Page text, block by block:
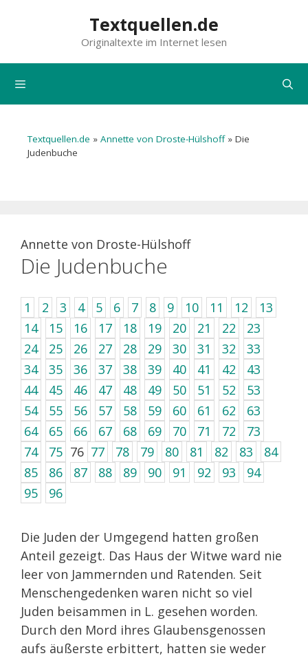
Textquellen.de
Originaltexte im Internet lesen
Textquellen.de » Annette von Droste-Hülshoff» Die
Judenbuche
Annette von Droste-Hülshoff
Die Judenbuche
1 2 3 4 5 6 7 8 9 10 11 12
13
14
15 16 17 18 19 20 21 22
23
24
25 26 27 28 29 30 31 32
33
34
35 36 37 38 39 40 41 42
43
44
45 46 47 48 49 50 51 52
53
54
55 56 57 58 59 60 61 62
63
64
65 66 67 68 69 70 71 72
73
74
75 76 77 78 79 80 81 82 83
84
85
86 87 88 89 90 91 92 93
94
95
96
Die Juden der Umgegend hatten großen
Anteil gezeigt. Das Haus der Witwe ward nie
leer von Jammernden und Ratenden. Seit
Menschengedenken waren nicht so viel
Juden beisammen in L. gesehen worden.
Durch den Mord ihres Glaubensgenossen
aufs äußerste erbittert, hatten sie weder